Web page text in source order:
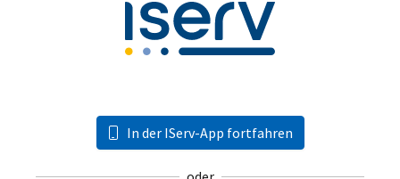
In der IServ-App fortfahren